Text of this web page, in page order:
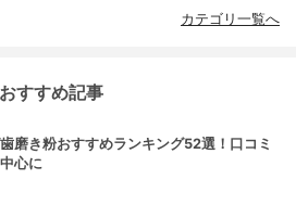
カテゴリ一覧へ
すすめ記事
磨き粉おすすめランキング52選！口コミ
心に